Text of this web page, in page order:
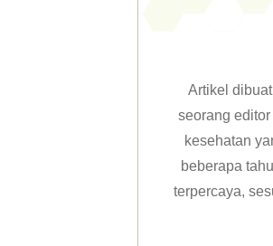
Artikel
seorang
kesehatan
beberapa
terpercaya,